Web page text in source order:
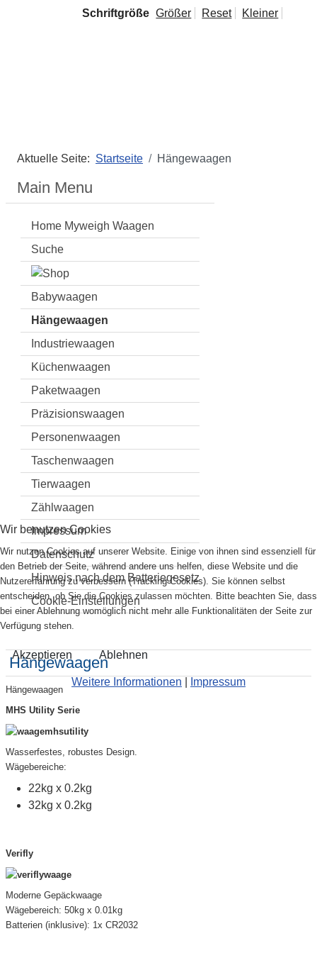
Schriftgröße Größer Reset Kleiner
Aktuelle Seite: Startseite Hängewaagen
Main Menu
Home Myweigh Waagen
Suche
Babywaagen
Hängewaagen
Industriewaagen
Küchenwaagen
Paketwaagen
Präzisionswaagen
Personenwaagen
Taschenwaagen
Tierwaagen
Zählwaagen
Impressum
Datenschutz
Hinweis nach dem Batteriegesetz
Cookie-Einstellungen
Hängewaagen
Hängewaagen
MHS Utility Serie
Wasserfestes, robustes Design.
Wägebereiche:
22kg x 0.2kg
32kg x 0.2kg
Verifly
Moderne Gepäckwaage
Wägebereich: 50kg x 0.01kg
Batterien (inklusive): 1x CR2032
Wir benutzen Cookies
Wir nutzen Cookies auf unserer Website. Einige von ihnen sind essenziell für
den Betrieb der Seite, während andere uns helfen, diese Website und die
Nutzererfahrung zu verbessern (Tracking Cookies). Sie können selbst
entscheiden, ob Sie die Cookies zulassen möchten. Bitte beachten Sie, dass
bei einer Ablehnung womöglich nicht mehr alle Funktionalitäten der Seite zur
Verfügung stehen.
Akzeptieren Ablehnen
Weitere Informationen Impressum